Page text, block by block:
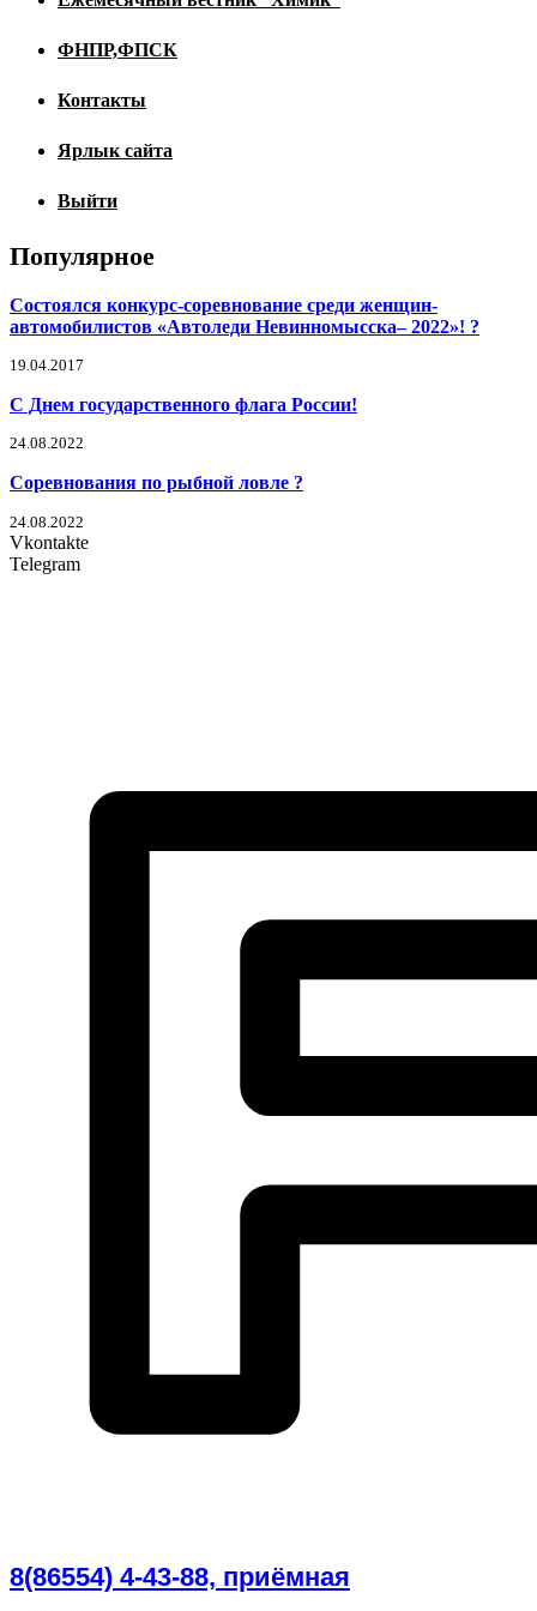
ФНПР,ФПСК
Контакты
Ярлык сайта
Выйти
Популярное
Состоялся конкурс-соревнование среди женщин-
автомобилистов «Автоледи Невинномысска– 2022»! ?
19.04.2017
С Днем государственного флага России!
24.08.2022
Соревнования по рыбной ловле ?
24.08.2022
Vkontakte
Telegram
8(86554) 4-43-88, приёмная